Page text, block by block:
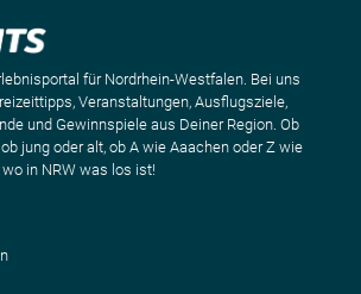
für Nordrhein-Westfalen. Bei uns
Veranstaltungen, Ausflugsziele,
und Gewinnspiele aus Deiner Region. Ob
jung oder alt, ob A wie Aaachen oder Z wie
in NRW was los ist!